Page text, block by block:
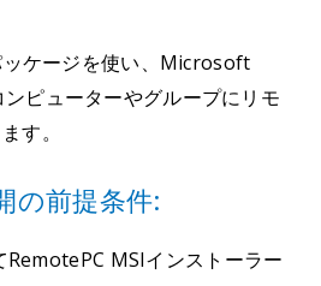
ケージを使い、Microsoft
ピューターやグループにリモ
す。
の前提条件:
RemotePC MSIインストーラー